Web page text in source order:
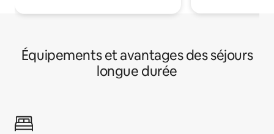
Équipements et avantages des séjours
longue durée